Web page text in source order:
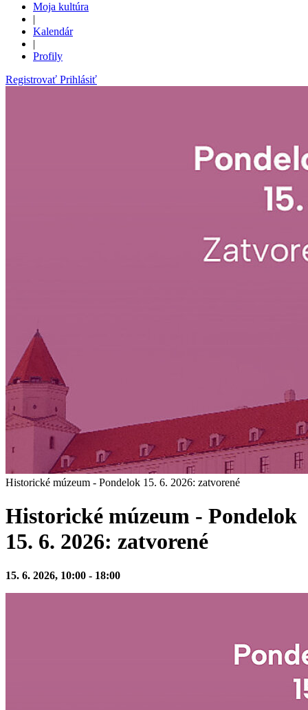
Moja kultúra
|
Kalendár
|
Profily
Registrovať Prihlásiť
Historické múzeum - Pondelok 15. 6. 2026: zatvorené
Historické múzeum - Pondelok
15. 6. 2026: zatvorené
15. 6. 2026, 10:00 - 18:00